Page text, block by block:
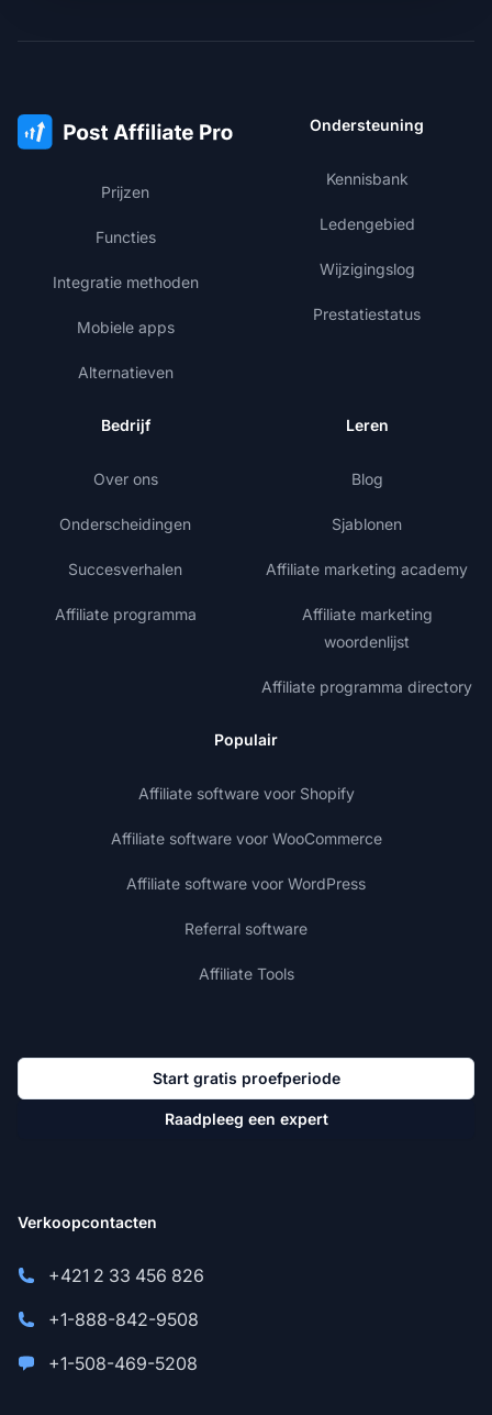
Prijzen
Functies
Integratie methoden
Mobiele apps
Alternatieven
Ondersteuning
Kennisbank
Ledengebied
Wijzigingslog
Prestatiestatus
Bedrijf
Over ons
Onderscheidingen
Succesverhalen
Affiliate programma
Leren
Blog
Sjablonen
Affiliate marketing academy
Affiliate marketing
woordenlijst
Affiliate programma directory
Populair
Affiliate software voor Shopify
Affiliate software voor WooCommerce
Affiliate software voor WordPress
Referral software
Affiliate Tools
Start gratis proefperiode
Raadpleeg een expert
Verkoopcontacten
+421 2 33 456 826
+1-888-842-9508
+1-508-469-5208